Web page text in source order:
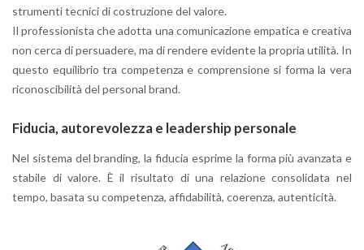
stru­men­ti tec­ni­ci di co­stru­zio­ne del va­lo­re.
Il pro­fes­sio­ni­sta che adot­ta una co­mu­ni­ca­zio­ne em­pa­ti­ca e crea­ti­va
non cerca di per­sua­de­re, ma di ren­de­re evi­den­te la pro­pria uti­li­tà. In
que­sto equi­li­brio tra com­pe­ten­za e com­pren­sio­ne si forma la vera
ri­co­no­sci­bi­li­tà del per­so­nal brand.
Fi­du­cia, au­to­re­vo­lez­za e lea­der­ship per­so­na­le
Nel si­ste­ma del bran­ding, la fi­du­cia espri­me la forma più avan­za­ta e
sta­bi­le di va­lo­re. È il ri­sul­ta­to di una re­la­zio­ne con­so­li­da­ta nel
tempo, ba­sa­ta su com­pe­ten­za, af­fi­da­bi­li­tà, coe­ren­za, au­ten­ti­ci­tà.